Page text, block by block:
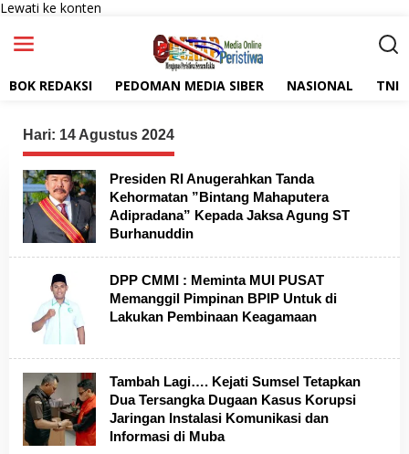
Lewati ke konten
BOK REDAKSI PEDOMAN MEDIA SIBER NASIONAL TNI
Hari: 14 Agustus 2024
Presiden RI Anugerahkan Tanda
Kehormatan ”Bintang Mahaputera
Adipradana” Kepada Jaksa Agung ST
Burhanuddin
DPP CMMI : Meminta MUI PUSAT
Memanggil Pimpinan BPIP Untuk di
Lakukan Pembinaan Keagamaan
Tambah Lagi…. Kejati Sumsel Tetapkan
Dua Tersangka Dugaan Kasus Korupsi
Jaringan Instalasi Komunikasi dan
Informasi di Muba